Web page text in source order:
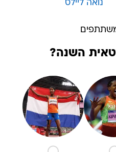
נואה ליילס
השנה?